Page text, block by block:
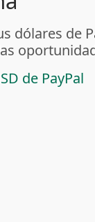
dólares de
de PayPal